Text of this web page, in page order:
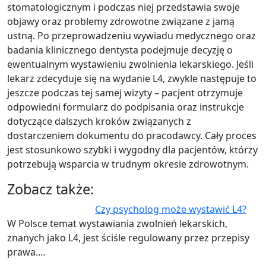
stomatologicznym i podczas niej przedstawia swoje
objawy oraz problemy zdrowotne związane z jamą
ustną. Po przeprowadzeniu wywiadu medycznego oraz
badania klinicznego dentysta podejmuje decyzję o
ewentualnym wystawieniu zwolnienia lekarskiego. Jeśli
lekarz zdecyduje się na wydanie L4, zwykle następuje to
jeszcze podczas tej samej wizyty – pacjent otrzymuje
odpowiedni formularz do podpisania oraz instrukcje
dotyczące dalszych kroków związanych z
dostarczeniem dokumentu do pracodawcy. Cały proces
jest stosunkowo szybki i wygodny dla pacjentów, którzy
potrzebują wsparcia w trudnym okresie zdrowotnym.
Zobacz także:
Czy psycholog może wystawić L4?
W Polsce temat wystawiania zwolnień lekarskich,
znanych jako L4, jest ściśle regulowany przez przepisy
prawa.…